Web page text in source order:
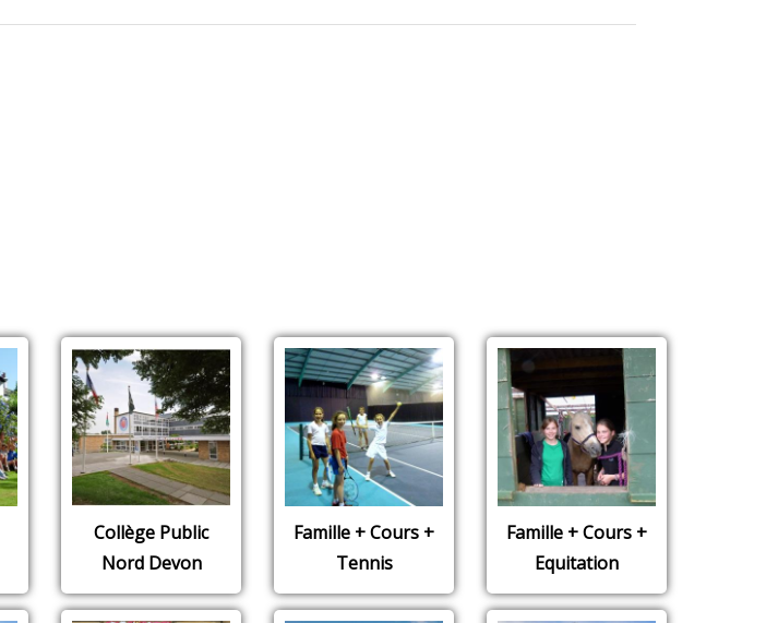
Collège Public
Nord Devon
Famille + Cours +
Tennis
Famille + Cours +
Equitation